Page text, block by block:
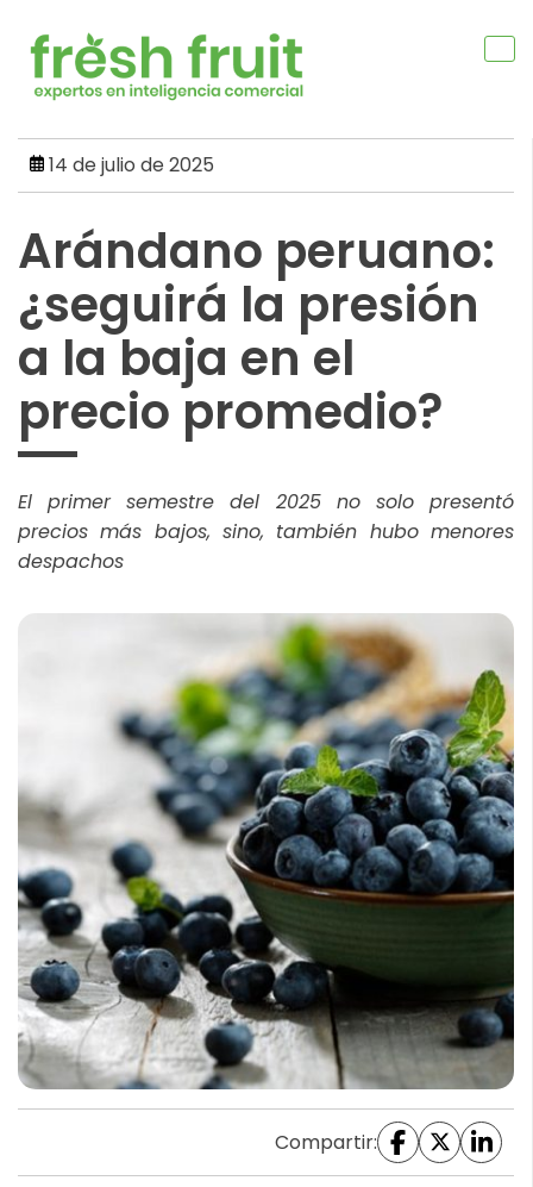
content
14 de julio de 2025
Arándano peruano:
¿seguirá la presión
a la baja en el
precio promedio?
El primer semestre del 2025 no solo presentó
precios más bajos, sino, también hubo menores
despachos
Compartir: